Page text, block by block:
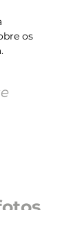
os